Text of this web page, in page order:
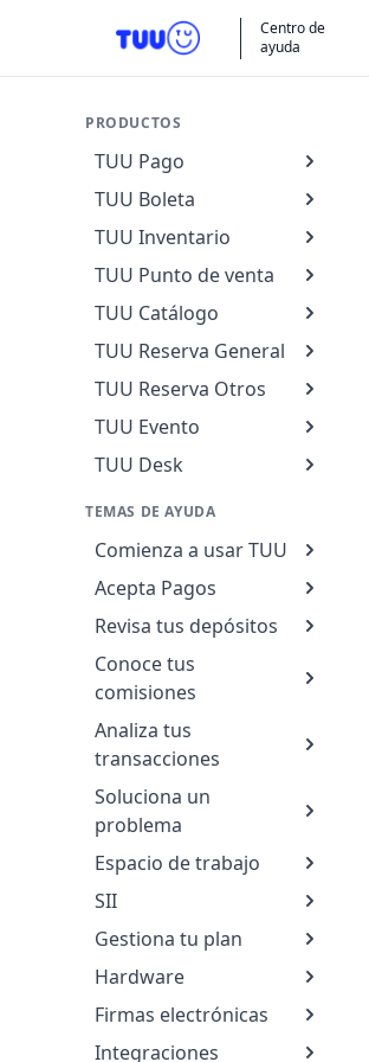
Centro de
ayuda
PRODUCTOS
TUU Pago
TUU Boleta
TUU Inventario
TUU Punto de venta
TUU Catálogo
TUU Reserva General
TUU Reserva Otros
TUU Evento
TUU Desk
TEMAS DE AYUDA
Comienza a usar TUU
Acepta Pagos
Revisa tus depósitos
Conoce tus
comisiones
Analiza tus
transacciones
Soluciona un
problema
Espacio de trabajo
SII
Gestiona tu plan
Hardware
Firmas electrónicas
Integraciones